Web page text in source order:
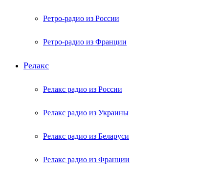
Ретро-радио из России
Ретро-радио из Франции
Релакс
Релакс радио из России
Релакс радио из Украины
Релакс радио из Беларуси
Релакс радио из Франции